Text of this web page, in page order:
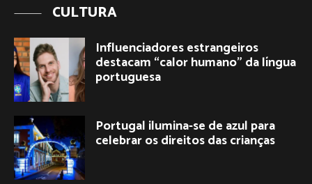
CULTURA
Influenciadores estrangeiros
destacam “calor humano” da língua
portuguesa
Portugal ilumina-se de azul para
celebrar os direitos das crianças